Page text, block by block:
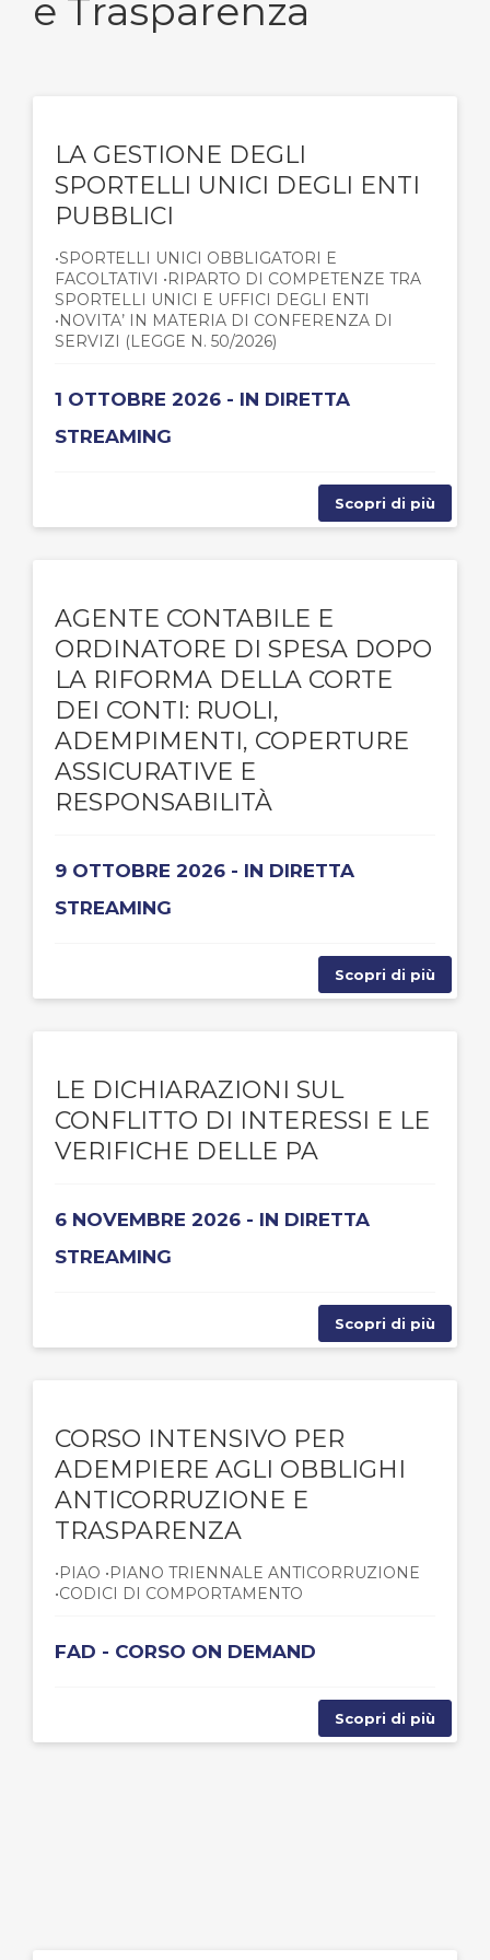
e Trasparenza
LA GESTIONE DEGLI
SPORTELLI UNICI DEGLI ENTI
PUBBLICI
•SPORTELLI UNICI OBBLIGATORI E
FACOLTATIVI •RIPARTO DI COMPETENZE TRA
SPORTELLI UNICI E UFFICI DEGLI ENTI
•NOVITA’ IN MATERIA DI CONFERENZA DI
SERVIZI (LEGGE N. 50/2026)
1 OTTOBRE 2026 - IN DIRETTA
STREAMING
Scopri di più
AGENTE CONTABILE E
ORDINATORE DI SPESA DOPO
LA RIFORMA DELLA CORTE
DEI CONTI: RUOLI,
ADEMPIMENTI, COPERTURE
ASSICURATIVE E
RESPONSABILITÀ
9 OTTOBRE 2026 - IN DIRETTA
STREAMING
Scopri di più
LE DICHIARAZIONI SUL
CONFLITTO DI INTERESSI E LE
VERIFICHE DELLE PA
6 NOVEMBRE 2026 - IN DIRETTA
STREAMING
Scopri di più
CORSO INTENSIVO PER
ADEMPIERE AGLI OBBLIGHI
ANTICORRUZIONE E
TRASPARENZA
•PIAO •PIANO TRIENNALE ANTICORRUZIONE
•CODICI DI COMPORTAMENTO
FAD - CORSO ON DEMAND
Scopri di più